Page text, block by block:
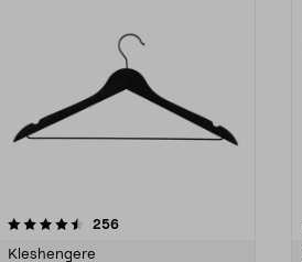
256anmeldelser
Kleshengere
4.5av 5 stjerner